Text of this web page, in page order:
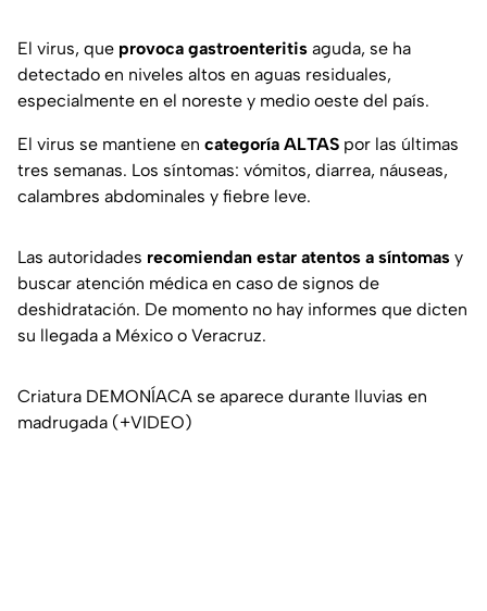
El virus, que provoca gastroenteritis aguda, se ha
detectado en niveles altos en aguas residuales,
especialmente en el noreste y medio oeste del país.
El virus se mantiene en categoría ALTAS por las últimas
tres semanas. Los síntomas: vómitos, diarrea, náuseas,
calambres abdominales y fiebre leve.
Las autoridades recomiendan estar atentos a síntomas y
buscar atención médica en caso de signos de
deshidratación. De momento no hay informes que dicten
su llegada a México o Veracruz.
Criatura DEMONÍACA se aparece durante lluvias en
madrugada (+VIDEO)